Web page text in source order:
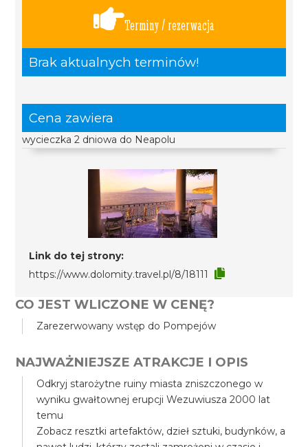
Terminy / rezerwacja
Brak aktualnych terminów!
Cena zawiera
wycieczka 2 dniowa do Neapolu
Link do tej strony:
https://www.dolomity.travel.pl/8/18111
CO JEST WLICZONE W CENĘ?
Zarezerwowany wstęp do Pompejów
NAJWAŻNIEJSZE ATRAKCJE I OPIS
Odkryj starożytne ruiny miasta zniszczonego w
wyniku gwałtownej erupcji Wezuwiusza 2000 lat
temu
Zobacz resztki artefaktów, dzieł sztuki, budynków, a